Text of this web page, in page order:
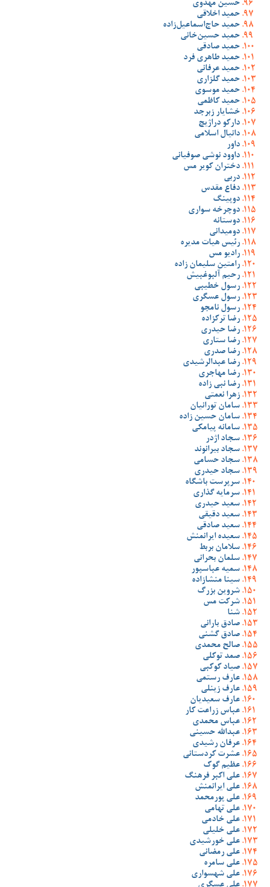
حسین مهدوی
حمید اخلاقی
حمید حاج‌اسماعیل‌زاده
حمید حسین‌خانی
حمید صادقی
حمید طاهری فرد
حمید عرفانی
حمید گلزاری
حمید موسوی
حمید کاظمی
خشایار زبرجد
دارکو دراژیچ
دانیال اسلامی
داور
داوود نوشی صوفیانی
دختران کویر مس
دربی
دفاع مقدس
دوپینگ
دوچرخه سواری
دوستانه
دومیدانی
رئیس هیات مدیره
رادیو مس
رامتین سلیمان زاده
رحیم آلبوغبیش
رسول خطیبی
رسول عسگری
رسول نامجو
رضا ترکزاده
رضا حیدری
رضا ستاری
رضا صدری
رضا عبدالرشیدی
رضا مهاجری
رضا نبی زاده
زهرا نعمتی
سامان تورانیان
سامان حسین زاده
سامانه پیامکی
سجاد اژدر
سجاد بیرانوند
سجاد حسامی
سجاد حیدری
سرپرست باشگاه
سرمایه گذاری
سعید حیدری
سعید دقیقی
سعید صادقی
سعیده ایرانمنش
سلامان بربط
سلمان بحرانی
سمیه عباسپور
سینا منشازاده
شروین بزرگ
شرکت مس
شنا
صادق بارانی
صادق گشنی
صالح محمدی
صمد توکلی
صیاد کوکبی
عارف رستمی
عارف زینلی
عارف سعیدیان
عباس زراعت کار
عباس محمدی
عبدالله حسینی
عرفان رشیدی
عشرت کردستانی
عظیم گوک
علی اکبر فرهنگ
علی ایرانمنش
علی پورمحمد
علی تهامی
علی خادمی
علی خلیلی
علی خورشیدی
علی رمضانی
علی سامره
علی شهسواری